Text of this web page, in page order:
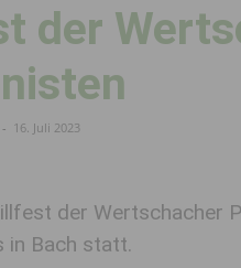
der
- 16. Juli 2023
der Wertschacher
in Bach statt.